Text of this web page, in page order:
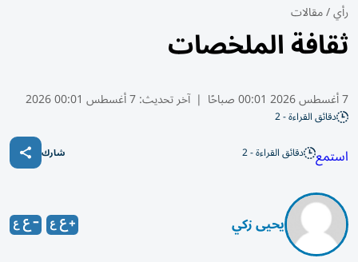
رأي/مقالات
ثقافة الملخصات
7 أغسطس 2026 00:01 صباحًا | آخر تحديث:7 أغسطس 00:01 2026
دقائق القراءة - 2
استمع دقائق القراءة - 2 شارك
يحيى زكي